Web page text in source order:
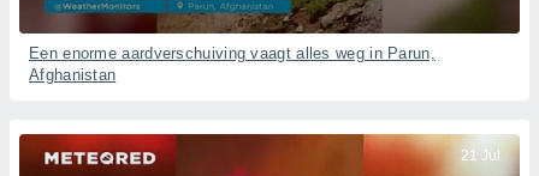
Een enorme aardverschuiving vaagt alles weg in Parun,
Afghanistan
21 Jul